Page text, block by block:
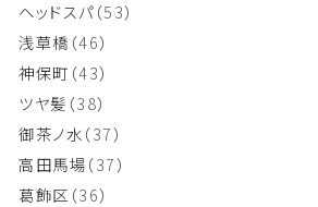
ヘッドスパ（53）
浅草橋 （46）
神保町 （43）
ツヤ髪 （38）
御茶ノ水（37）
高田馬場（37）
葛飾区 （36）